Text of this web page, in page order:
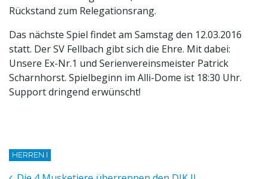
Rückstand zum Relegationsrang.
Das nächste Spiel findet am Samstag den 12.03.2016
statt. Der SV Fellbach gibt sich die Ehre. Mit dabei:
Unsere Ex-Nr.1 und Serienvereinsmeister Patrick
Scharnhorst. Spielbeginn im Alli-Dome ist 18:30 Uhr.
Support dringend erwünscht!
HERREN I